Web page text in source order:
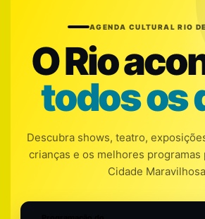
AGENDA CULTURAL RIO
O Rio
todos os
Descubra shows, teatro,
crianças e os melhores programas
Cidade